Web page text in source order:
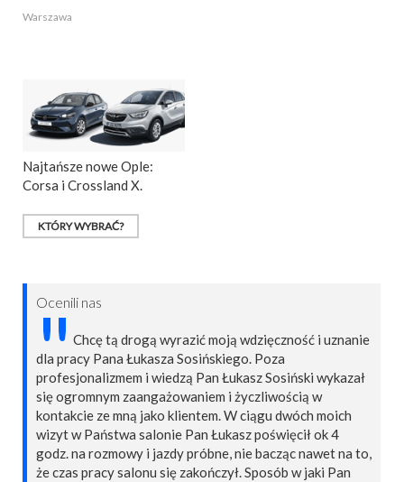
Warszawa
Najtańsze nowe Ople:
Corsa i Crossland X.
KTÓRY WYBRAĆ?
Ocenili nas
"Chcę tą drogą wyrazić moją wdzięczność i uznanie
dla pracy Pana Łukasza Sosińskiego. Poza
profesjonalizmem i wiedzą Pan Łukasz Sosiński wykazał
się ogromnym zaangażowaniem i życzliwością w
kontakcie ze mną jako klientem. W ciągu dwóch moich
wizyt w Państwa salonie Pan Łukasz poświęcił ok 4
godz. na rozmowy i jazdy próbne, nie bacząc nawet na to,
że czas pracy salonu się zakończył. Sposób w jaki Pan